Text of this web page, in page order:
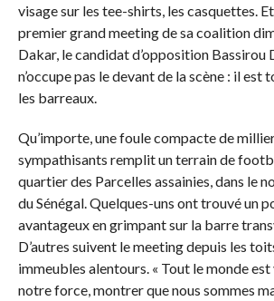
visage sur les tee-shirts, les casquettes.
premier grand meeting de sa coalition
Dakar, le candidat d’opposition Bassirou
n’occupe pas le devant de la scène : il est
les barreaux.
Qu’importe, une foule compacte de
sympathisants remplit un terrain de
quartier des Parcelles assainies, dans le
du Sénégal. Quelques-uns ont trouvé un
avantageux en grimpant sur la barre
D’autres suivent le meeting depuis les
immeubles alentours. « Tout le monde
notre force, montrer que nous sommes